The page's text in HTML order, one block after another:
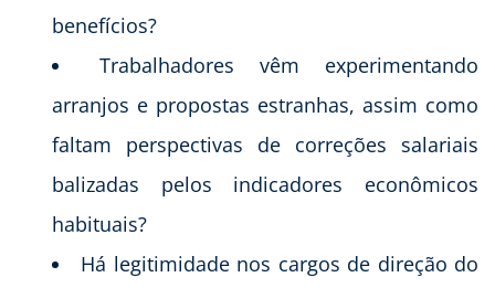
benefícios?
Trabalhadores vêm experimentando
arranjos e propostas estranhas, assim como
faltam perspectivas de correções salariais
balizadas pelos indicadores econômicos
habituais?
Há legitimidade nos cargos de direção do